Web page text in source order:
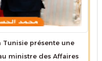
Tunisie présente une
ministre des Affaires